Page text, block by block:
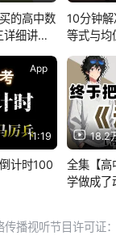
的高中数
详细讲
10分钟
等式与均
11:19
App
计时100
18.2
全集【高
学做成了
学！建议
传播视听节目许可证